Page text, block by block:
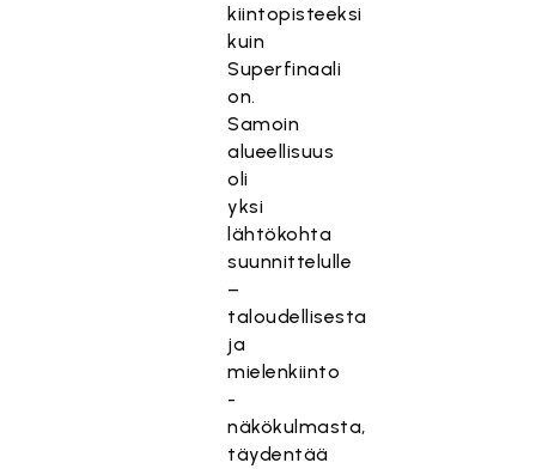
kiintopisteeksi
kuin
Superfinaali
on.
Samoin
alueellisuus
oli
yksi
lähtökohta
suunnittelulle
–
taloudellisesta
ja
mielenkiinto
-
näkökulmasta,
täydentää